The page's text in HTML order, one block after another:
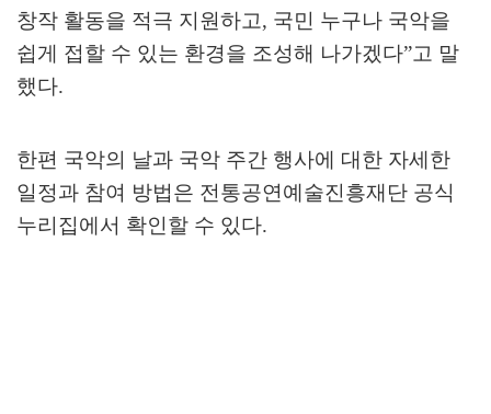
창작 활동을 적극 지원하고, 국민 누구나 국악을
쉽게 접할 수 있는 환경을 조성해 나가겠다”고 말
했다.
한편 국악의 날과 국악 주간 행사에 대한 자세한
일정과 참여 방법은 전통공연예술진흥재단 공식
누리집에서 확인할 수 있다.